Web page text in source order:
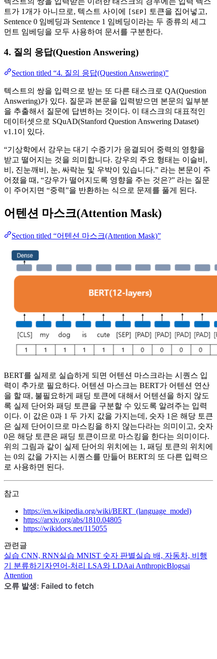
트가 1개가 아니므로, 텍스트 사이에
[SEP]
토큰을 집어넣고,
Sentence 0 임베딩과 Sentence 1 임베딩이라는 두 종류의 세그
먼트 임베딩을 모두 사용하여 문서를 구분한다.
4. 질의 응답(Question Answering)
Section titled “4. 질의 응답(Question Answering)”
텍스트의 쌍을 입력으로 받는 또 다른 태스크로 QA(Question
Answering)가 있다. 질문과 본문을 입력받으면 본문의 일부분
을 추출해서 질문에 답변하는 것이다. 이 태스크의 대표적인
데이터셋으로 SQuAD(Stanford Question Answering Dataset)
v1.1이 있다.
“기상학에서 강우는 대기 수증기가 응결되어 중력의 영향을
받고 떨어지는 것을 의미합니다. 강우의 주요 형태는 이슬비,
비, 진눈깨비, 눈, 싸락눈 및 우박이 있습니다.” 라는 본문이 주
어졌을 때, “강우가 떨어지도록 영향을 주는 것은?” 라는 질문
이 주어지면 “중력”을 반환하는 식으로 문제를 풀게 된다.
어텐션 마스크(Attention Mask)
Section titled “어텐션 마스크(Attention Mask)”
BERT를 실제로 실습하게 되면 어텐션 마스크라는 시퀀스 입
력이 추가로 필요하다. 어텐션 마스크는 BERT가 어텐션 연산
을 할 때, 불필요하게 패딩 토큰에 대해서 어텐션을 하지 않도
록 실제 단어와 패딩 토큰을 구분할 수 있도록 알려주는 입력
이다. 이 값은 0과 1 두 가지 값을 가지는데, 숫자 1은 해당 토큰
은 실제 단어이므로 마스킹을 하지 않는다라는 의미이고, 숫자
0은 해당 토큰은 패딩 토큰이므로 마스킹을 한다는 의미이다.
위의 그림과 같이 실제 단어의 위치에는 1, 패딩 토큰의 위치에
는 0의 값을 가지는 시퀀스를 만들어 BERT의 또 다른 입력으
로 사용하면 된다.
참고
https://en.wikipedia.org/wiki/BERT_(language_model)
https://arxiv.org/abs/1810.04805
https://wikidocs.net/115055
관련글
실습 CNN, RNN실습 MNIST 숫자 판별실습 배, 자동차, 비행
기 분류하기 자연어-처리 LSA와 LDAai AnthropicBlogsai
Attention